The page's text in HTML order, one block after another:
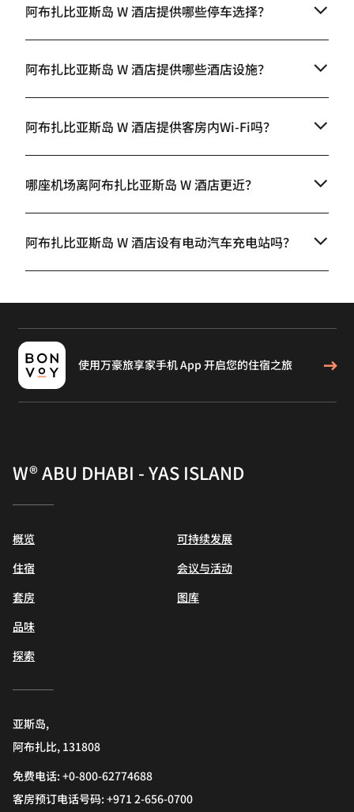
阿布扎比亚斯岛 W 酒店提供哪些停车选择？
阿布扎比亚斯岛 W 酒店提供哪些酒店设施？
阿布扎比亚斯岛 W 酒店提供客房内Wi-Fi吗？
哪座机场离阿布扎比亚斯岛 W 酒店更近？
阿布扎比亚斯岛 W 酒店设有电动汽车充电站吗？
使用万豪旅享家手机 App 开启您的住宿之旅
W® ABU DHABI - YAS ISLAND
概览
住宿
套房
品味
探索
可持续发展
会议与活动
图库
亚斯岛,
阿布扎比, 131808
免费电话:+0-800-62774688
客房预订电话号码: +971 2-656-0700